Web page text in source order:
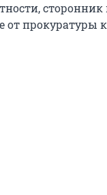
от прокуратуры